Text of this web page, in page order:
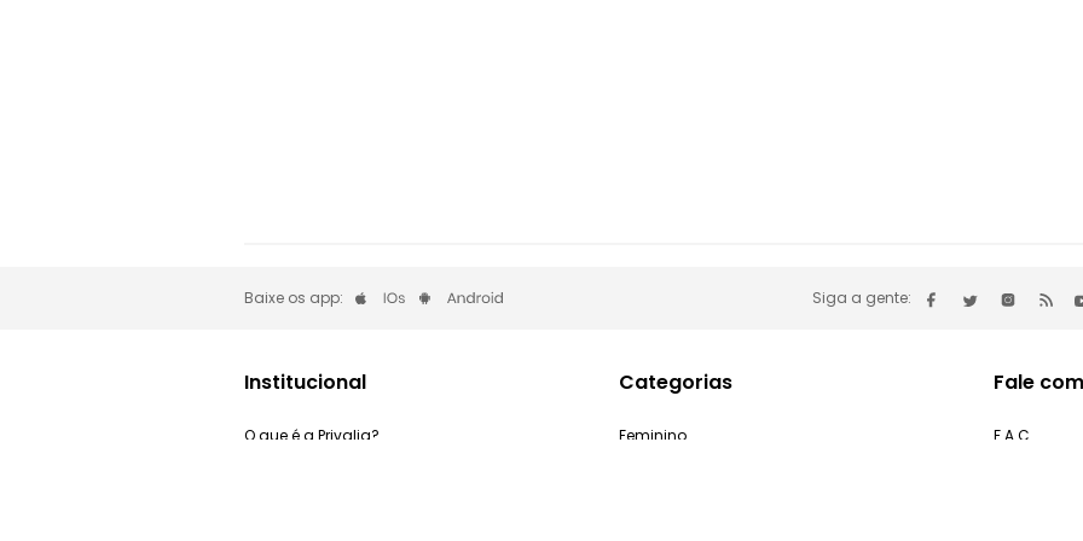
Baixe os app: Siga a gente:
Institucional
O que é a Privalia?
Categorias
Feminino
Fale
F.A.C